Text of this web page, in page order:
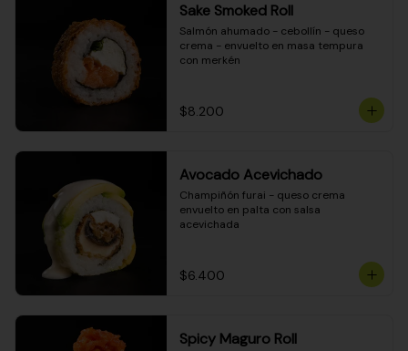
Sake Smoked Roll
Salmón ahumado - cebollín - queso
crema - envuelto en masa tempura
con merkén
$8.200
Avocado Acevichado
Champiñón furai - queso crema
envuelto en palta con salsa
acevichada
$6.400
Spicy Maguro Roll